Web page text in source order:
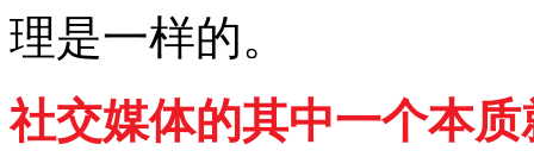
理是一样的。
社交媒体的其中一个本